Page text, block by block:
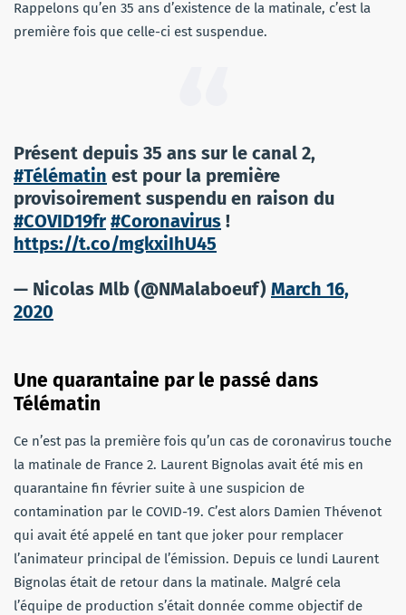
Rappelons qu’en 35 ans d’existence de la matinale, c’est la
première fois que celle-ci est suspendue.
Présent depuis 35 ans sur le canal 2,
#Télématin est pour la première
provisoirement suspendu en raison du
#COVID19fr #Coronavirus !
https://t.co/mgkxiIhU45
— Nicolas Mlb (@NMalaboeuf) March 16,
2020
Une quarantaine par le passé dans
Télématin
Ce n’est pas la première fois qu’un cas de coronavirus touche
la matinale de France 2. Laurent Bignolas avait été mis en
quarantaine fin février suite à une suspicion de
contamination par le COVID-19. C’est alors Damien Thévenot
qui avait été appelé en tant que joker pour remplacer
l’animateur principal de l’émission. Depuis ce lundi Laurent
Bignolas était de retour dans la matinale. Malgré cela
l’équipe de production s’était donnée comme objectif de